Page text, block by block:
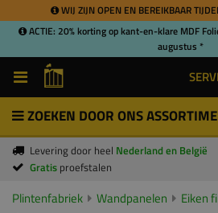
WIJ ZIJN OPEN EN BEREIKBAAR
ACTIE: 20% korting op kant-en-klare MDF
augustus *
ZOEKEN DOOR ONS
Levering door heel Nederland en België
Gratis proefstalen
Plintenfabriek Wandpanelen
Eiken